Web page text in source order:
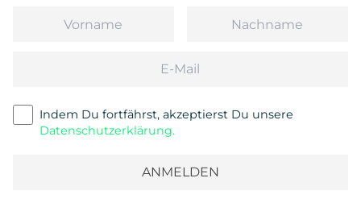
Indem Du fortfährst, akzeptierst Du unsere
Datenschutzerklärung.